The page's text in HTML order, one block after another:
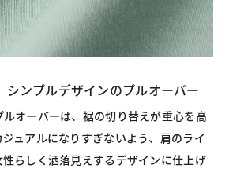
シンプルデザインのプルオーバー
オーバーは、裾の切り替えが重心を高
ュアルになりすぎないよう、肩のライ
らしく洒落見えするデザインに仕上げ